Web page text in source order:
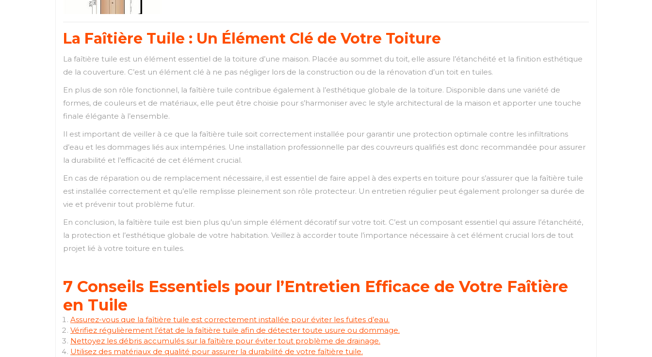
La Faîtière Tuile : Un Élément Clé de Votre Toiture
La faîtière tuile est un élément essentiel de la toiture d’une maison. Placée au sommet du toit, elle assure l’étanchéité et la finition esthétique
de la couverture. C’est un élément clé à ne pas négliger lors de la construction ou de la rénovation d’un toit en tuiles.
En plus de son rôle fonctionnel, la faîtière tuile contribue également à l’esthétique globale de la toiture. Disponible dans une variété de
formes, de couleurs et de matériaux, elle peut être choisie pour s’harmoniser avec le style architectural de la maison et apporter une touche
finale élégante à l’ensemble.
Il est important de veiller à ce que la faîtière tuile soit correctement installée pour garantir une protection optimale contre les infiltrations
d’eau et les dommages liés aux intempéries. Une installation professionnelle par des couvreurs qualifiés est donc recommandée pour assurer
la durabilité et l’efficacité de cet élément crucial.
En cas de réparation ou de remplacement nécessaire, il est essentiel de faire appel à des experts en toiture pour s’assurer que la faîtière tuile
est installée correctement et qu’elle remplisse pleinement son rôle protecteur. Un entretien régulier peut également prolonger sa durée de
vie et prévenir tout problème futur.
En conclusion, la faîtière tuile est bien plus qu’un simple élément décoratif sur votre toit. C’est un composant essentiel qui assure l’étanchéité,
la protection et l’esthétique globale de votre habitation. Veillez à accorder toute l’importance nécessaire à cet élément crucial lors de tout
projet lié à votre toiture en tuiles.
7 Conseils Essentiels pour l’Entretien Efficace de Votre Faîtière
en Tuile
Assurez-vous que la faîtière tuile est correctement installée pour éviter les fuites d’eau.
Vérifiez régulièrement l’état de la faîtière tuile afin de détecter toute usure ou dommage.
Nettoyez les débris accumulés sur la faîtière pour éviter tout problème de drainage.
Utilisez des matériaux de qualité pour assurer la durabilité de votre faîtière tuile.